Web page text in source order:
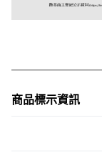
商品標示資訊